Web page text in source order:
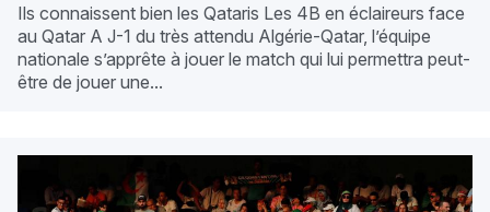
Ils connaissent bien les Qataris Les 4B en éclaireurs face
au Qatar A J-1 du très attendu Algérie-Qatar, l’équipe
nationale s’apprête à jouer le match qui lui permettra peut-
être de jouer une...